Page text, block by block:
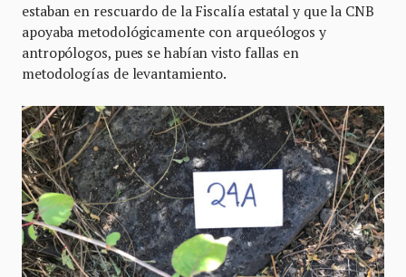
estaban en rescuardo de la Fiscalía estatal y que la CNB
apoyaba metodológicamente con arqueólogos y
antropólogos, pues se habían visto fallas en
metodologías de levantamiento.